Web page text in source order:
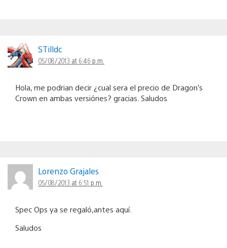
STilldc
05/08/2013 at 6:46 p.m.
Hola, me podrian decir ¿cual sera el precio de Dragon’s
Crown en ambas versiónes? gracias. Saludos
Lorenzo Grajales
05/08/2013 at 6:51 p.m.
Spec Ops ya se regaló,antes aquí.
Saludos